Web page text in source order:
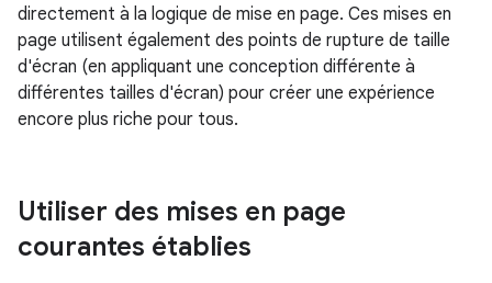
directement à la logique de mise en page. Ces mises en
page utilisent également des points de rupture de taille
d'écran (en appliquant une conception différente à
différentes tailles d'écran) pour créer une expérience
encore plus riche pour tous.
Utiliser des mises en page
courantes établies